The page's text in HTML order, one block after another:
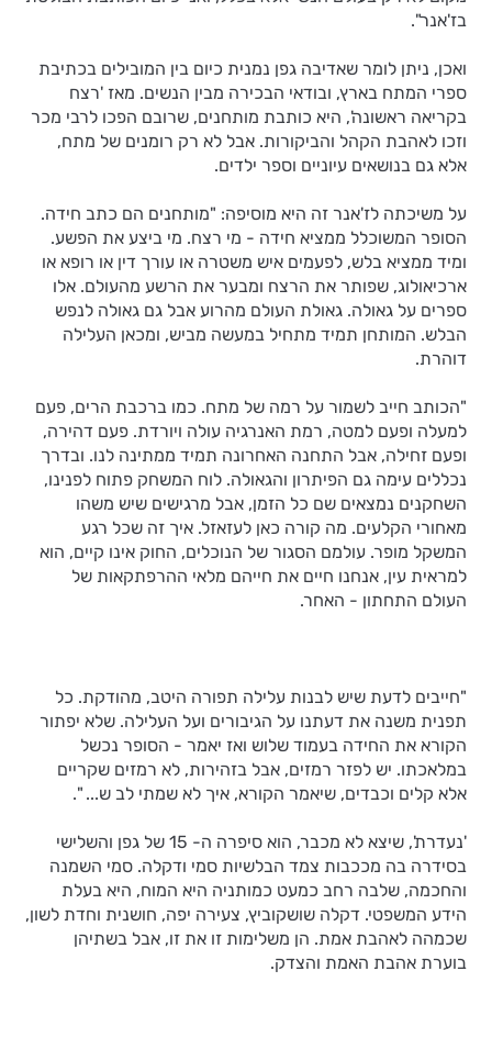
בז'אנר".
ואכן, ניתן לומר שאדיבה גפן נמנית כיום בין המובילים בכתיבת
ספרי המתח בארץ, ובודאי הבכירה מבין הנשים. מאז 'רצח
בקריאה ראשונה', היא כותבת מותחנים, שרובם הפכו לרבי מכר
וזכו לאהבת הקהל והביקורות. אבל לא רק רומנים של מתח,
אלא גם בנושאים עיוניים וספר ילדים.
על משיכתה לז'אנר זה היא מוסיפה: "מותחנים הם כתב חידה.
הסופר המשוכלל ממציא חידה - מי רצח. מי ביצע את הפשע.
ומיד ממציא בלש, לפעמים איש משטרה או עורך דין או רופא או
ארכיאולוג, שפותר את הרצח ומבער את הרשע מהעולם. אלו
ספרים על גאולה. גאולת העולם מהרוע אבל גם גאולה לנפש
הבלש. המותחן תמיד מתחיל במעשה מביש, ומכאן העלילה
דוהרת.
"הכותב חייב לשמור על רמה של מתח. כמו ברכבת הרים, פעם
למעלה ופעם למטה, רמת האנרגיה עולה ויורדת. פעם דהירה,
ופעם זחילה, אבל התחנה האחרונה תמיד ממתינה לנו. ובדרך
נכללים עימה גם הפיתרון והגאולה. לוח המשחק פתוח לפנינו,
השחקנים נמצאים שם כל הזמן, אבל מרגישים שיש משהו
מאחורי הקלעים. מה קורה כאן לעזאזל. איך זה שכל רגע
המשקל מופר. עולמם הסגור של הנוכלים, החוק אינו קיים, הוא
למראית עין, אנחנו חיים את חייהם מלאי ההרפתקאות של
העולם התחתון - האחר.
"חייבים לדעת שיש לבנות עלילה תפורה היטב, מהודקת. כל
תפנית משנה את דעתנו על הגיבורים ועל העלילה. שלא יפתור
הקורא את החידה בעמוד שלוש ואז יאמר - הסופר נכשל
במלאכתו. יש לפזר רמזים, אבל בזהירות, לא רמזים שקריים
אלא קלים וכבדים, שיאמר הקורא, איך לא שמתי לב ש... ".
'נעדרת', שיצא לא מכבר, הוא סיפרה ה- 15 של גפן והשלישי
בסידרה בה מככבות צמד הבלשיות סמי ודקלה. סמי השמנה
והחכמה, שלבה רחב כמעט כמותניה היא המוח, היא בעלת
הידע המשפטי. דקלה שושקוביץ, צעירה יפה, חושנית וחדת לשון,
שכמהה לאהבת אמת. הן משלימות זו את זו, אבל בשתיהן
בוערת אהבת האמת והצדק.